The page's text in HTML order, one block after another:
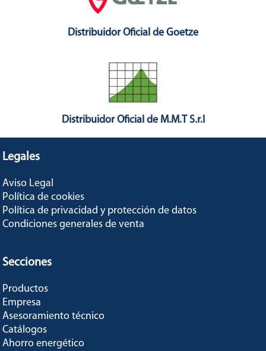
Distribuidor Oficial de Goetze
Distribuidor Oficial de M.M.T S.r.l
Legales
Aviso Legal
Política de cookies
Política de privacidad y protección de datos
Condiciones generales de venta
Secciones
Productos
Empresa
Asesoramiento técnico
Catálogos
Ahorro energético